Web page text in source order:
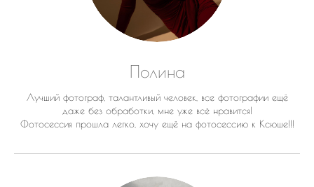
Полина
Лучший фотограф, талантливый человек, все фотографии ещё
даже без обработки, мне уже всё нравится!
Фотосессия прошла легко, хочу ещё на фотосессию к Ксюше!!!